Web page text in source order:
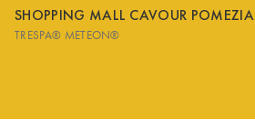
SHOPPING MALL CAVOUR POMEZIA
TRESPA® METEON®